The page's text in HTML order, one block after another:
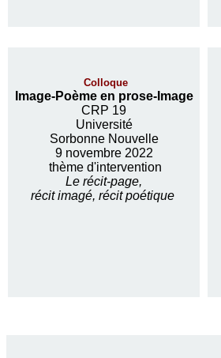
Colloque
Image-Poème en prose-Image
CRP 19
Université
Sorbonne Nouvelle
9 novembre 2022
thème d'intervention
Le récit-page,
récit imagé, récit poétique